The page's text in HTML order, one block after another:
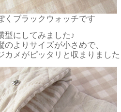
くブラックウォッチです
型にしてみました♪
のよりサイズが小さめで、
カメがピッタリと収まりました